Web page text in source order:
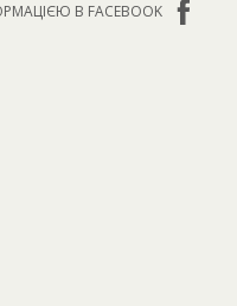
В FACEBOOK